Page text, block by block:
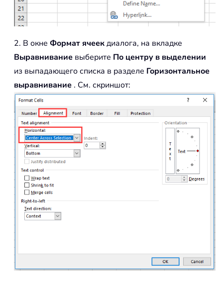
2. В окне Формат ячеекдиалога, на вкладке
Выравнивание выберите По центру в выделении
из выпадающего списка в разделе Горизонтальное
выравнивание . См. скриншот: